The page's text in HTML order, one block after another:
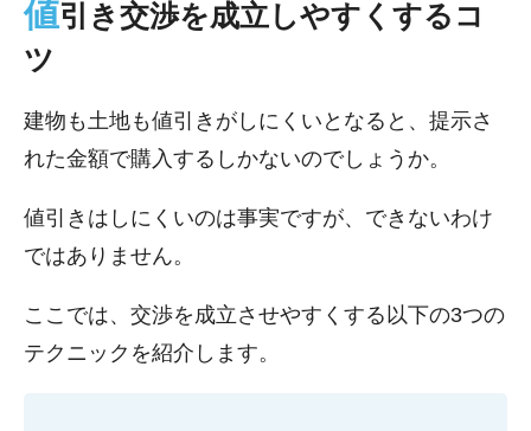
値引き交渉を成立しやすくするコ
ツ
建物も土地も値引きがしにくいとなると、提示さ
れた金額で購入するしかないのでしょうか。
値引きはしにくいのは事実ですが、できないわけ
ではありません。
ここでは、交渉を成立させやすくする以下の3つの
テクニックを紹介します。